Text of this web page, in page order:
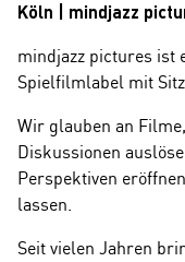
Köln | mindjazz
mindjazz pictures ist
Spielfilmlabel mit
Wir glauben an
Diskussionen
Perspektiven
lassen.
Seit vielen Jahren